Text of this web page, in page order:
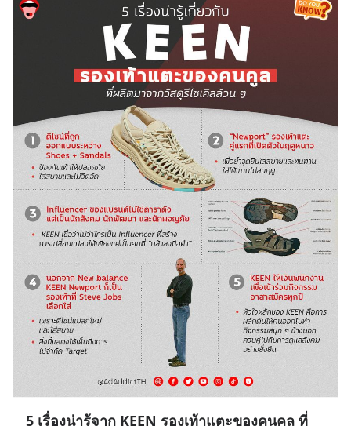
5 เรื่องน่ารู้จาก KEEN รองเท้าแตะของคนคูล ที่